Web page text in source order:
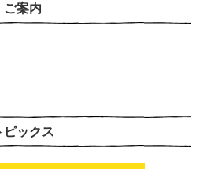
ご案内
ピックス